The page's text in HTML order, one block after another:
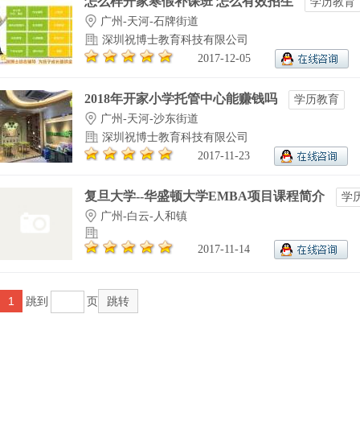
广州-天河-石牌街道
深圳祝博士教育科技有限公司
2017-12-05
2018年开家小学托管中心能赚钱吗
学历教育
广州-天河-沙东街道
深圳祝博士教育科技有限公司
2017-11-23
复旦大学--华盛顿大学EMBA项目课程简介
学
广州-白云-人和镇
2017-11-14
1 跳到 页 跳转